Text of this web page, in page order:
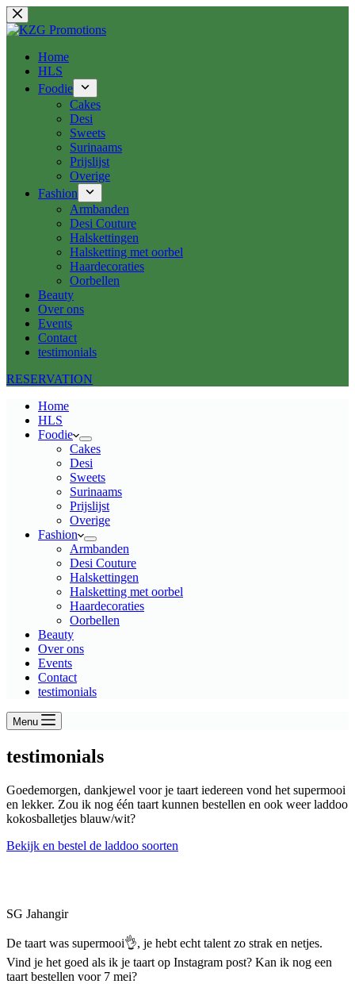
Ga
naar
inhoudHome
HLS
Foodie
Cakes
Desi
Sweets
Surinaams
Prijslijst
Overige
Fashion
Armbanden
Desi Couture
Halskettingen
Halsketting met oorbel
Haardecoraties
Oorbellen
Beauty
Over ons
Events
Contact
testimonials
RESERVATION
Home
HLS
Foodie
Cakes
Desi
Sweets
Surinaams
Prijslijst
Overige
Fashion
Armbanden
Desi Couture
Halskettingen
Halsketting met oorbel
Haardecoraties
Oorbellen
Beauty
Over ons
Events
Contact
testimonials
Menu
testimonials
Goedemorgen, dankjewel voor je taart iedereen vond het supermooi
en lekker. Zou ik nog één taart kunnen bestellen en ook weer laddoo
kokosballetjes blauw/wit?
Bekijk en bestel de laddoo soorten
SG Jahangir
De taart was supermooi👌, je hebt echt talent zo strak en netjes.
Vind je het goed als ik je taart op Instagram post? Kan ik nog een
taart bestellen voor 7 mei?